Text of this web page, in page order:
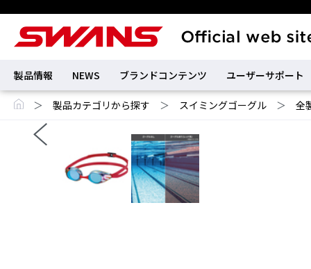
製品情報 NEWS ブランドコンテンツ ユーザーサポート
＞ 製品カテゴリから探す ＞ スイミングゴーグル ＞ 全